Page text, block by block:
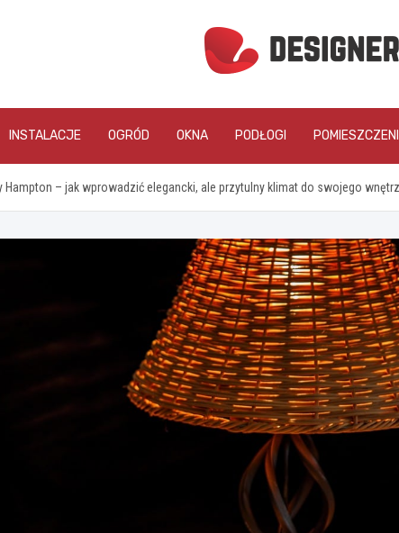
INSTALACJE OGRÓD OKNA PODŁOGI
Hampton – jak wprowadzić elegancki, ale przytulny klimat do swojego